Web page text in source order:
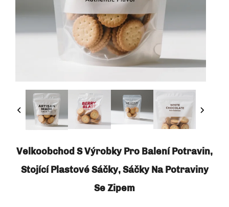
Velkoobchod S Výrobky Pro Balení Potravin,
Stojící Plastové Sáčky, Sáčky Na Potraviny
Se Zipem